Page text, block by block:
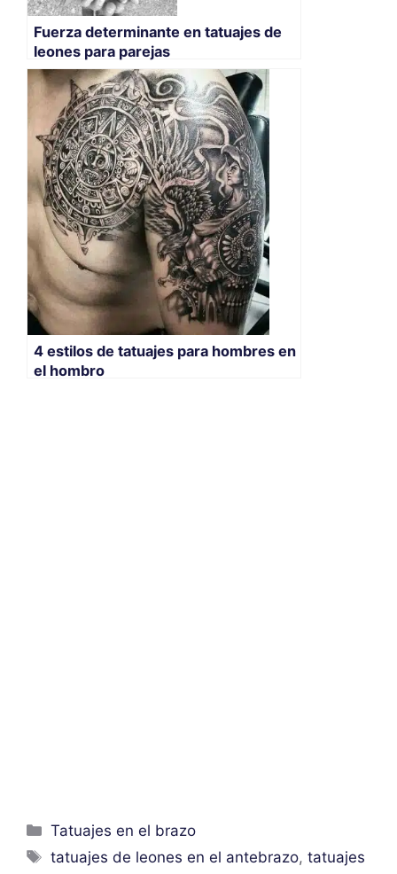
Fuerza determinante en tatuajes de
leones para parejas
4 estilos de tatuajes para hombres en
el hombro
Categorías
Tatuajes en el brazo
Etiquetas
tatuajes de leones en el antebrazo,tatuajes